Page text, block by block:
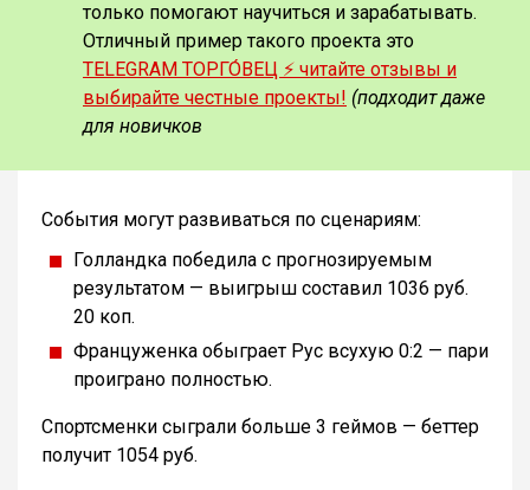
только помогают научиться и зарабатывать.
Отличный пример такого проекта это
TELEGRAM ТОРГО́ВЕЦ ⚡️ читайте отзывы и
выбирайте честные проекты! (подходит даже
для новичков
События могут развиваться по сценариям:
Голландка победила с прогнозируемым
результатом — выигрыш составил 1036 руб.
20 коп.
Француженка обыграет Рус всухую 0:2 — пари
проиграно полностью.
Спортсменки сыграли больше 3 геймов — беттер
получит 1054 руб.